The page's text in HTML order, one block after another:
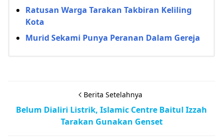
Ratusan Warga Tarakan Takbiran Keliling
Kota
Murid Sekami Punya Peranan Dalam Gereja
Berita Setelahnya
Belum Dialiri Listrik, Islamic Centre Baitul Izzah
Tarakan Gunakan Genset